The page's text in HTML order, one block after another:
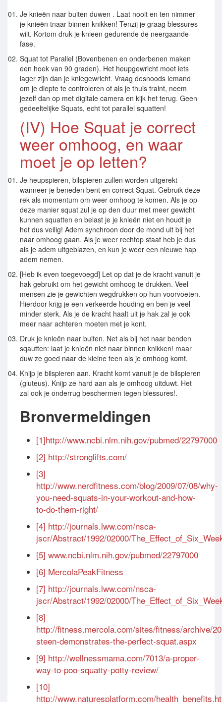
Je knieën naar buiten duwen . Laat nooit en ten nimmer
je knieën tnaar binnen knikken! Tenzij je graag blessures
wilt. Kortom druk je knieen gedurende de neergaande
fase.
Squat tot Parallel (Bovenbenen en onderbenen maken
een hoek van 90 graden). Het heupgewricht moet iets
lager zijn dan je kniegewricht. Vraag desnoods iemand
om je diepte te controleren of als je thuis traint, neem
jezelf dan op met digitale camera en kijk het terug. Geen
gedeeltelijke Squats, echt tot parallel squatten!
(IV) Hoe Squat je correct
weer omhoog, en waar
moet je op letten?
Je heupspieren, bilspieren zullen worden uitgerekt
wanneer je beneden bent en correct Squat. Gebruik deze
rek als momentum om weer omhoog te komen. Als je op
deze manier squat zul je op den duur met meer gewicht
kunnen squatten en belast je je knieën niet en houdt je
het dus veilig! Adem synchroon door de mond uit bij het
naar omhoog gaan. Als je weer rechtop staat heb je dus
als je adem uitgeblazen, en kun je weer een nieuwe hap
adem nemen.
[Heb ik even toegevoegd] Let op dat je de kracht vanuit je
hak gebruikt om het gewicht omhoog te drukken. Veel
mensen zie je gewichten wegdrukken op hun voorvoeten.
Hierdoor krijg je een verkeerde houding en ben je veel
minder sterk. Als je de kracht haalt uit je hak zal je ook
meer naar achteren moeten met je kont.
Druk je knieën naar buiten. Net als bij het naar benden
sqautten: laat je knieën niet naar binnen knikken! maar
duw ze goed naar de kleine teen als je omhoog komt.
Knijp je bilspieren aan. Kracht komt vanuit je de bilspieren
(gluteus). Knijp ze hard aan als je omhoog uitduwt. Het
zal ook je onderrug beschermen tegen blessures!.
Bronvermeldingen
[1]http://www.ncbi.nlm.nih.gov/pubmed/22797000
[2] http://stronglifts.com/
[3]
http://www.nerdfitness.com/blog/2009/07/08/why-
you-need-squats-in-your-workout-and-how-
to-do-them-right/
[4] http://journals.lww.com/nsca-
jscr/Abstract/1992/02000/
[5] www.ncbi.nlm.nih.gov/pubmed/22797000
[6] MercolaPeakFitness
[7] http://journals.lww.com/nsca-
jscr/Abstract/1992/02000/
[8]
http://fitness.mercola.com/sites/fitness/archive/
steen-demonstrates-the-perfect-squat.aspx
[9] http://wellnessmama.com/7013/a-proper-
way-to-poo-squatty-potty-review/
[10]
http://www.naturesplatform.com/